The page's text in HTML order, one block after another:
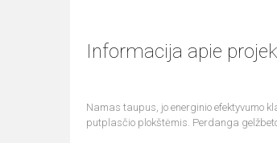
Informacija apie
Namas taupus, jo energinio efektyvumo
putplasčio plokštėmis. Perdanga